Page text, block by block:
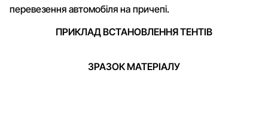
перевезення автомобіля на причепі.
ПРИКЛАД ВСТАНОВЛЕННЯ ТЕНТІВ
ЗРАЗОК МАТЕРІАЛУ